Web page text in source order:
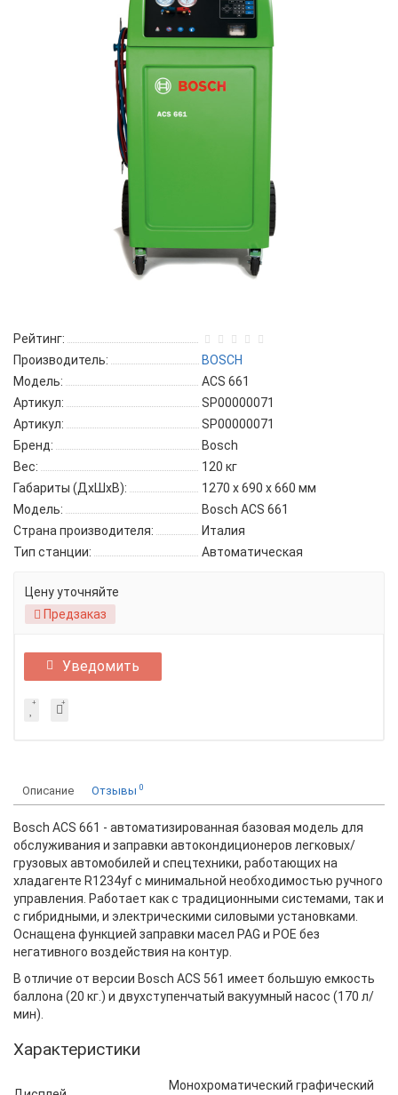
Рейтинг:
Производитель:
BOSCH
Модель:
ACS 661
Артикул:
SP00000071
Артикул:
SP00000071
Бренд:
Bosch
Вес:
120 кг
Габариты (ДхШхВ):
1270 х 690 х 660 мм
Модель:
Bosch ACS 661
Страна производителя:
Италия
Тип станции:
Автоматическая
Цену уточняйте
Предзаказ
Уведомить
Описание Отзывы 0
Bosch ACS 661 - автоматизированная базовая модель для
обслуживания и заправки автокондиционеров легковых/
грузовых автомобилей и спецтехники, работающих на
хладагенте R1234yf с минимальной необходимостью ручного
управления. Работает как с традиционными системами, так и
с гибридными, и электрическими силовыми установками.
Оснащена функцией заправки масел PAG и POE без
негативного воздействия на контур.
В отличие от версии Bosch ACS 561 имеет большую емкость
баллона (20 кг.) и двухступенчатый вакуумный насос (170 л/
мин).
Характеристики
Монохроматический графический